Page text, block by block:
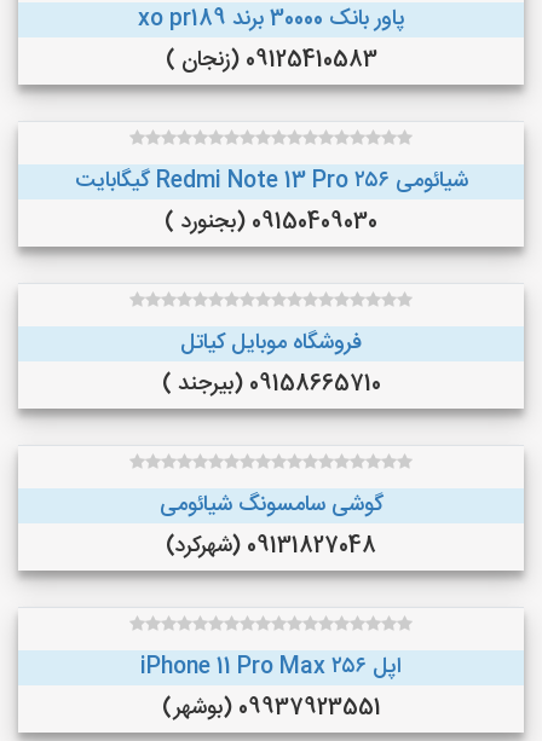
پاور بانک 30000 برند xo pr189
09125410583 (زنجان )
شیائومی Redmi Note 13 Pro ۲۵۶ گیگابایت
09150409030 (بجنورد )
فروشگاه موبایل کیاتل
09158665710 (بیرجند )
گوشی سامسونگ شیائومی
09131827048 (شهرکرد)
اپل iPhone 11 Pro Max ۲۵۶
09937923551 (بوشهر)